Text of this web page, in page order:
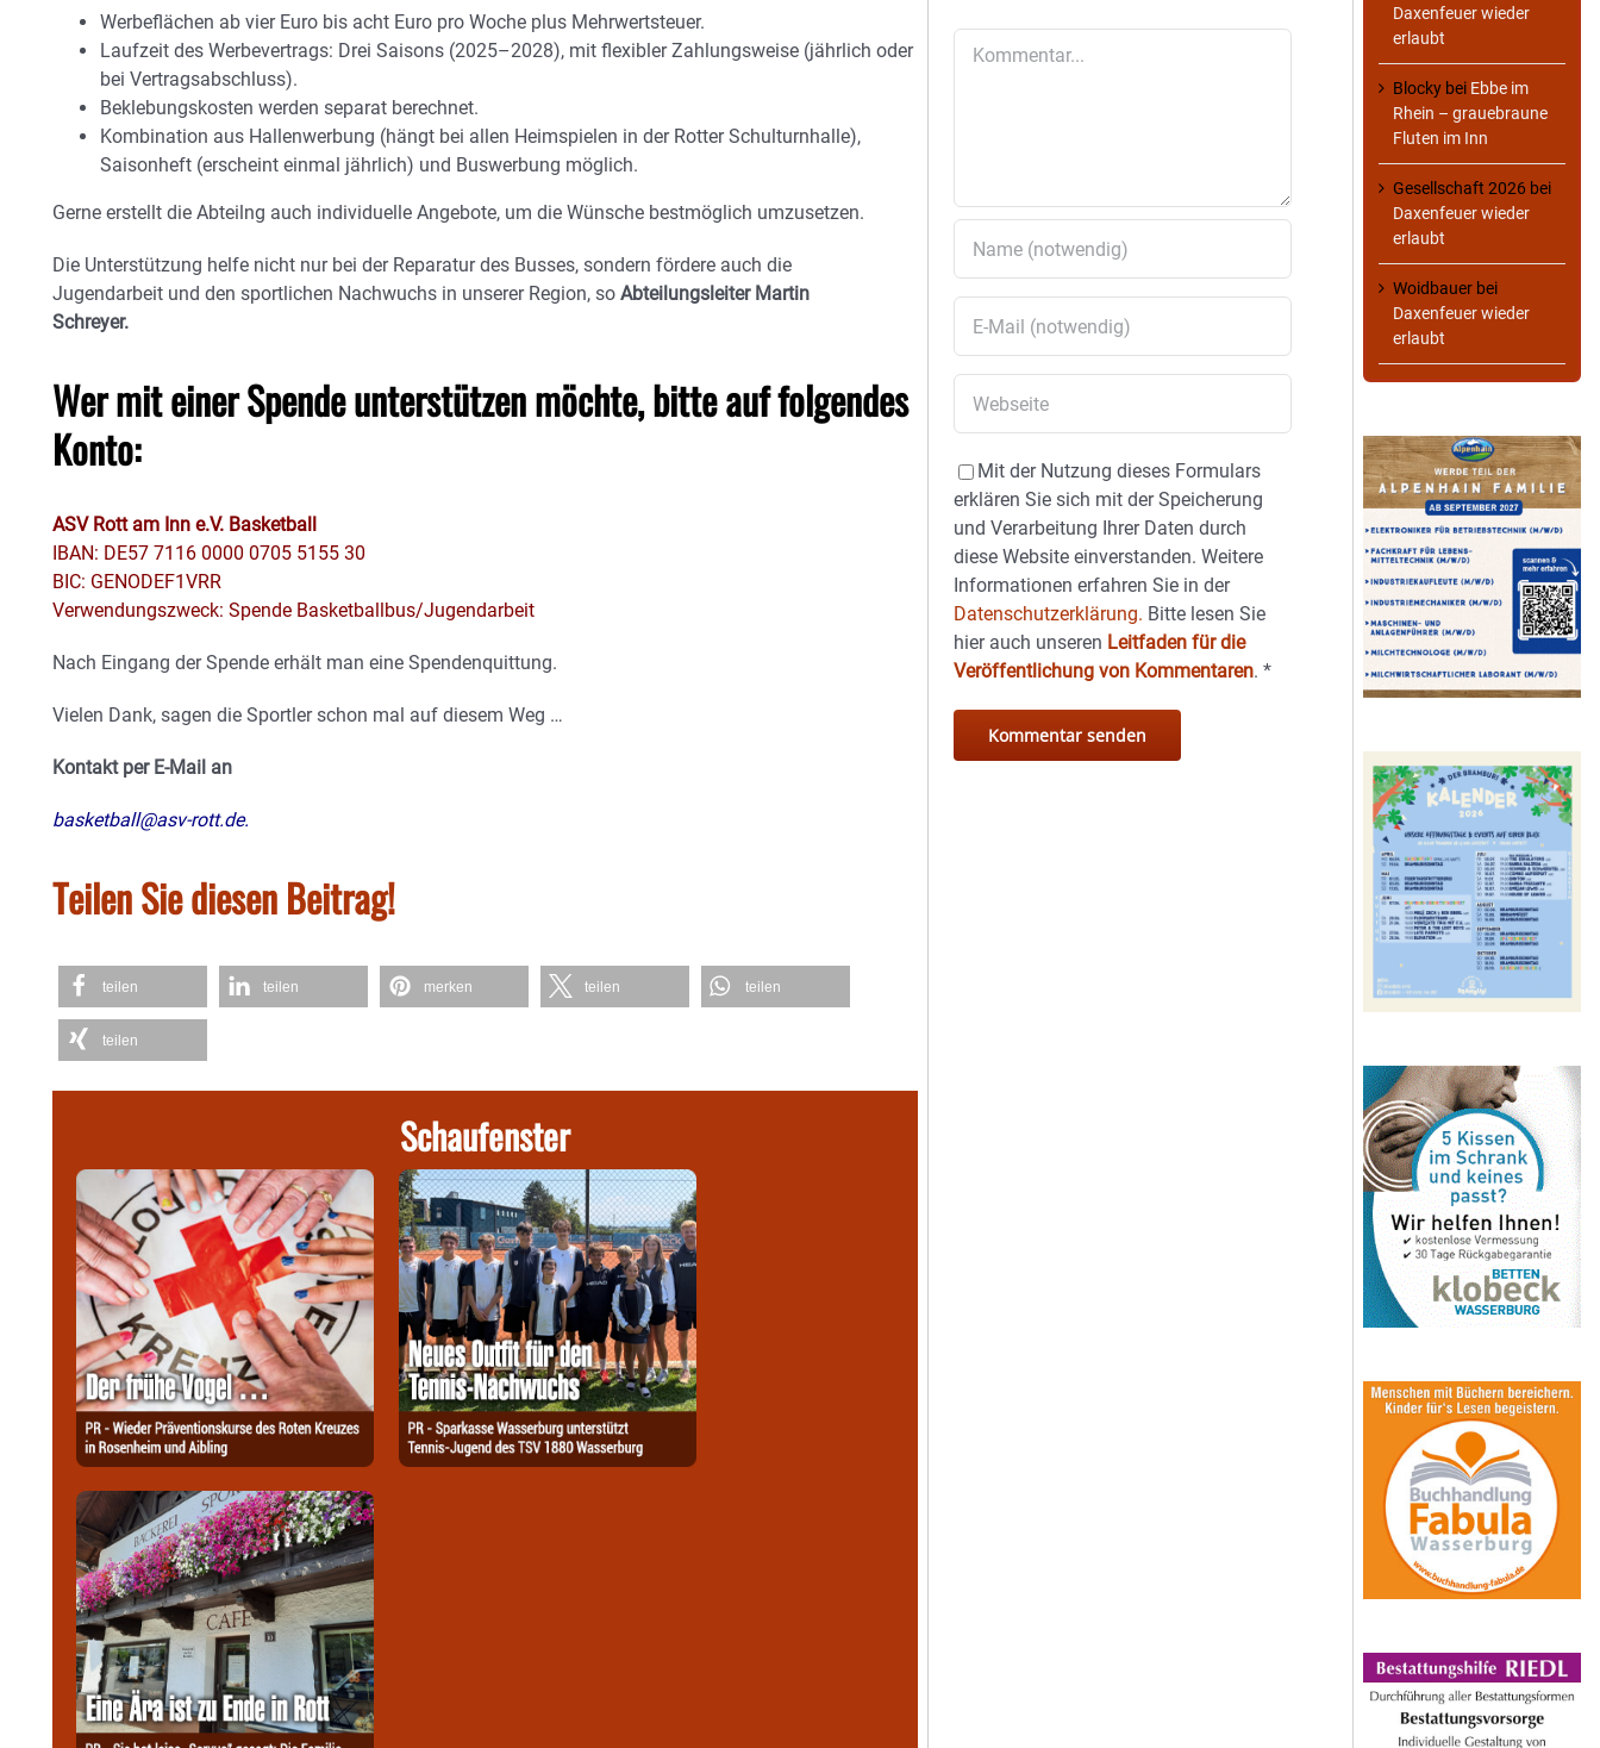
Werbeflächen ab vier Euro bis acht Euro pro Woche plus Mehrwertsteuer.
Laufzeit des Werbevertrags: Drei Saisons (2025–2028), mit flexibler Zahlungsweise (jährlich oder
bei Vertragsabschluss).
Beklebungskosten werden separat berechnet.
Kombination aus Hallenwerbung (hängt bei allen Heimspielen in der Rotter Schulturnhalle),
Saisonheft (erscheint einmal jährlich) und Buswerbung möglich.
Gerne erstellt die Abteilng auch individuelle Angebote, um die Wünsche bestmöglich umzusetzen.
Die Unterstützung helfe nicht nur bei der Reparatur des Busses, sondern fördere auch die
Jugendarbeit und den sportlichen Nachwuchs in unserer Region, so Abteilungsleiter Martin
Schreyer.
Wer mit einer Spende unterstützen möchte, bitte auf folgendes
Konto:
ASV Rott am Inn e.V. Basketball
IBAN: DE57 7116 0000 0705 5155 30
BIC: GENODEF1VRR
Verwendungszweck: Spende Basketballbus/Jugendarbeit
Nach Eingang der Spende erhält man eine Spendenquittung.
Vielen Dank, sagen die Sportler schon mal auf diesem Weg …
Kontakt per E-Mail an
basketball@asv-rott.de.
Teilen Sie diesen Beitrag!
teilen teilen merken teilen teilen
teilen
Schaufenster
Mit der Nutzung dieses Formulars
erklären Sie sich mit der Speicherung
und Verarbeitung Ihrer Daten durch
diese Website einverstanden. Weitere
Informationen erfahren Sie in der
Datenschutzerklärung. Bitte lesen Sie
hier auch unseren Leitfaden für die
Veröffentlichung von Kommentaren.*
Daxenfeuer wieder
erlaubt
Blocky bei Ebbe im
Rhein – grauebraune
Fluten im Inn
Gesellschaft 2026 bei
Daxenfeuer wieder
erlaubt
Woidbauer bei
Daxenfeuer wieder
erlaubt